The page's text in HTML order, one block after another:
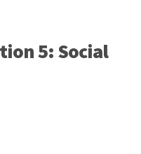
5: Social